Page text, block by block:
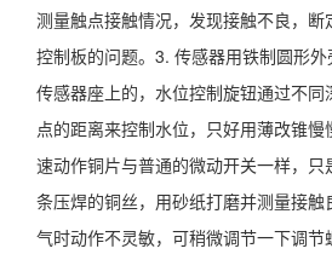
测量触点接触情况，发现接触不良，
控制板的问题。3. 传感器用铁制圆形
传感器座上的，水位控制旋钮通过不同
点的距离来控制水位，只好用薄改锥
速动作铜片与普通的微动开关一样，
条压焊的铜丝，用砂纸打磨并测量接
气时动作不灵敏，可稍微调节一下调节